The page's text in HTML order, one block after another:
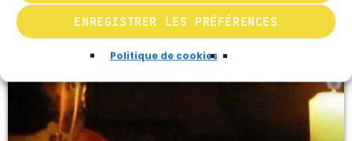
ENREGISTRER LES PRÉFÉRENCES
Politique de cookies